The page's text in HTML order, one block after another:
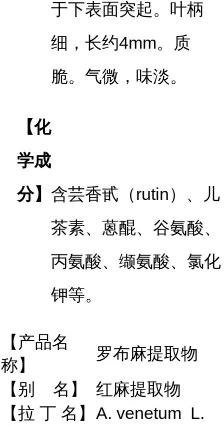
于下表面突起。叶柄
细，长约4mm。质
脆。气微，味淡。
【化
学成
分】 含芸香甙（rutin）、儿
茶素、蒽醌、谷氨酸、
丙氨酸、缬氨酸、氯化
钾等。
【产品名
称】
罗布麻提取物
【别 名】
红麻提取物
【拉 丁 名】 A. venetum L.